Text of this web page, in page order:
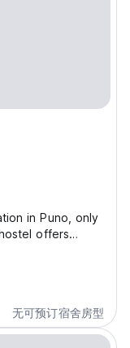
in Puno, only
offers
24hs front
Dreams...
无可预订宿舍房型